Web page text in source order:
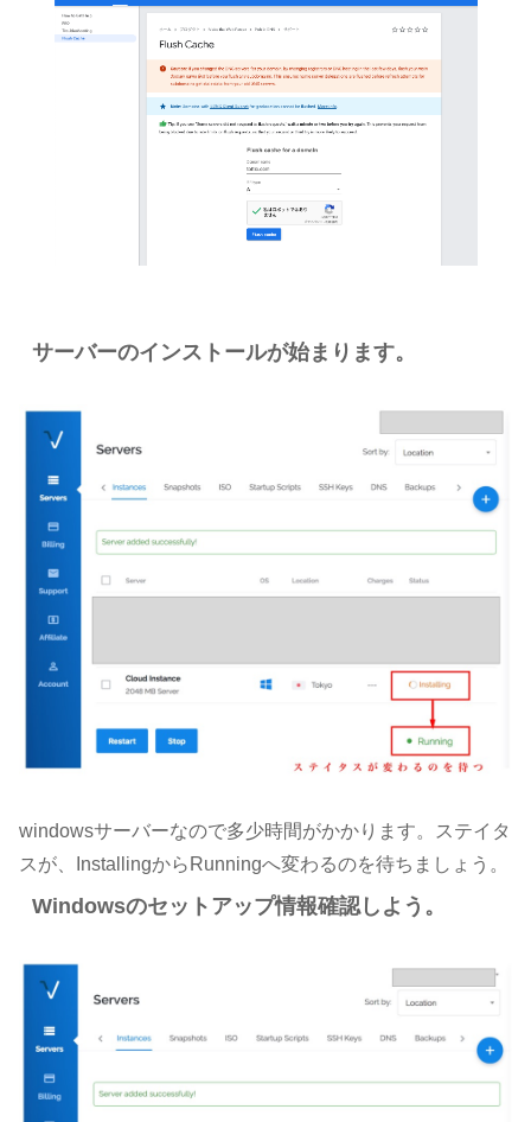
サーバーのインストールが始まります。
windowsサーバーなので多少時間がかかります。ステイタ
スが、InstallingからRunningへ変わるのを待ちましょう。
Windowsのセットアップ情報確認しよう。